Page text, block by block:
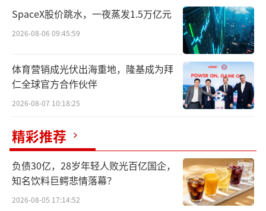
3月7日，贵州银行公告称，由于工作安排
原因，许安不再担任党委副书记，个人申请辞
任执行董事、董事会合规管理委员会主任委
员、战略发展委员会委员、ESG管理与消费者
权益保护委员会委员、行长职务。
与此同时，贵州银行监事长吴帆获任贵州
银行党委副书记，并获董事会提名为该行执行
董事候选人，不再担任监事长、职工监事职
务。这也意味着，“金融女将”吴帆有望接棒
许安任该行行长。
SpaceX股价跳水，一夜蒸发1.5万亿元
2026-08-06 09:45:59
体育营销成光伏出海重地，隆基成为拜
仁全球官方合作伙伴
2026-08-07 10:18:25
精彩推荐
负债30亿，28岁年轻人败光百亿国企，
知名饮料巨鳄悲情落幕？
2026-08-05 17:14:52